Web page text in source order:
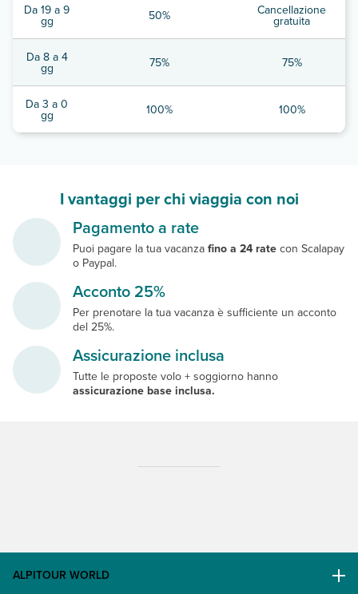
Da 19 a 9
gg 50% Cancellazione
gratuita
Da 8 a 4
gg 75% 75%
Da 3 a 0
gg 100% 100%
I vantaggi per chi viaggia con noi
Pagamento a rate
Puoi pagare la tua vacanza fino a 24 rate con Scalapay
o Paypal.
Acconto 25%
Per prenotare la tua vacanza è sufficiente un acconto
del 25%.
Assicurazione inclusa
Tutte le proposte volo + soggiorno hanno
assicurazione base inclusa.
ALPITOUR WORLD